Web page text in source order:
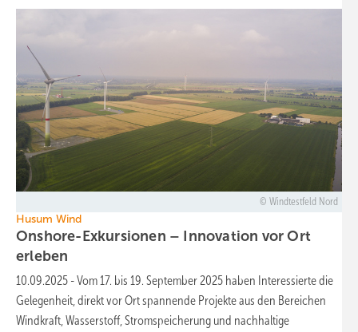
Windtestfeld Nord
Husum Wind
Onshore-Exkursionen – Innovation vor Ort
erleben
10.09.2025 -Vom 17. bis 19. September 2025 haben Interessierte die
Gelegenheit, direkt vor Ort spannende Projekte aus den Bereichen
Windkraft, Wasserstoff, Stromspeicherung und nachhaltige